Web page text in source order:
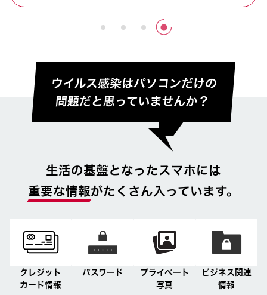
生活の基盤となったスマホには
重要な情報がたくさん入っています。
クレジット
カード情報
パスワード
プライベート
写真
ビジネス関連
情報